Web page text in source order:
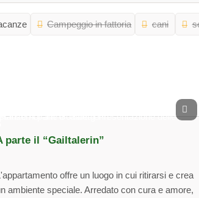
Campeggio in fattoria cani
parte il “Gailtalerin”
offre un luogo in cui ritirarsi e crea
ambiente speciale. Arredato con cura e amore,